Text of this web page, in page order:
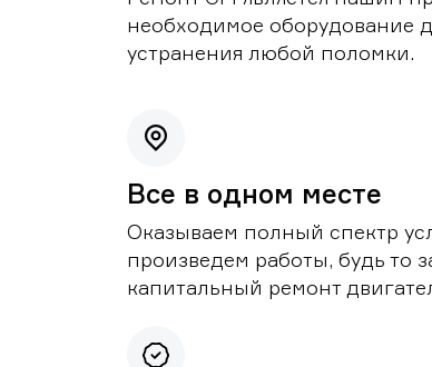
необходимое оборудование
устранения любой поломки.
Все в одном месте
Оказываем полный спектр
произведем работы, будь то
капитальный ремонт